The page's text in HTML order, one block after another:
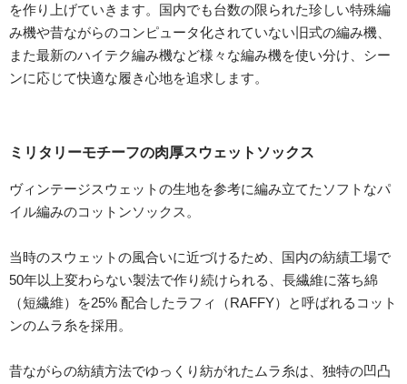
を作り上げていきます。国内でも台数の限られた珍しい特殊編
み機や昔ながらのコンピュータ化されていない旧式の編み機、
また最新のハイテク編み機など様々な編み機を使い分け、シー
ンに応じて快適な履き心地を追求します。
ミリタリーモチーフの肉厚スウェットソックス
ヴィンテージスウェットの生地を参考に編み立てたソフトなパ
イル編みのコットンソックス。
当時のスウェットの風合いに近づけるため、国内の紡績工場で
50年以上変わらない製法で作り続けられる、長繊維に落ち綿
（短繊維）を25% 配合したラフィ（RAFFY）と呼ばれるコット
ンのムラ糸を採用。
昔ながらの紡績方法でゆっくり紡がれたムラ糸は、独特の凹凸